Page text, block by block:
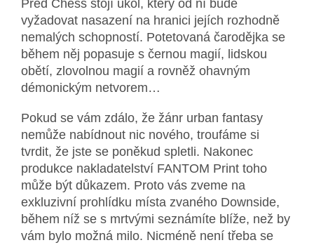
Před Chess stojí úkol, který od ní bude
vyžadovat nasazení na hranici jejích rozhodně
nemalých schopností. Potetovaná čarodějka se
během něj popasuje s černou magií, lidskou
obětí, zlovolnou magií a rovněž ohavným
démonickým netvorem…
Pokud se vám zdálo, že žánr urban fantasy
nemůže nabídnout nic nového, troufáme si
tvrdit, že jste se poněkud spletli. Nakonec
produkce nakladatelství FANTOM Print toho
může být důkazem. Proto vás zveme na
exkluzivní prohlídku místa zvaného Downside,
během níž se s mrtvými seznámíte blíže, než by
vám bylo možná milo. Nicméně není třeba se